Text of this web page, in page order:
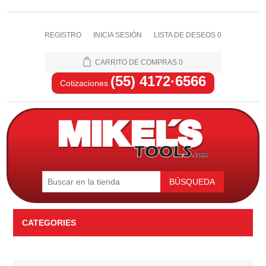
REGISTRO INICIA SESIÓN LISTA DE DESEOS 0
CARRITO DE COMPRAS 0
Cotizaciones (55) 4172·6566
BÚSQUEDA
CATEGORIES